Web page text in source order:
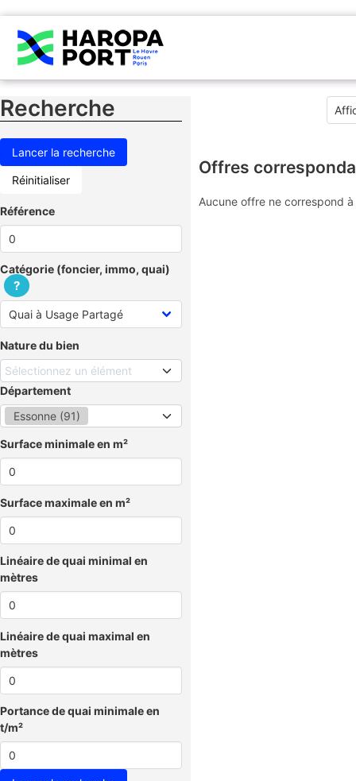
Recherche
Réinitialiser
Référence
Catégorie (foncier, immo, quai)
?
Nature du bien
Sélectionnez un élément
Département
Essonne (91)
Surface minimale en m²
Surface maximale en m²
Linéaire de quai minimal en
mètres
Linéaire de quai maximal en
mètres
Portance de quai minimale en
t/m²
Offres
Aucune offre ne correspond